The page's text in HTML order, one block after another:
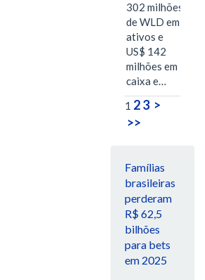
302 milhões
de WLD em
ativos e
US$ 142
milhões em
caixa e…
1 23 >
>>
Famílias
brasileiras
perderam
R$ 62,5
bilhões
para bets
em 2025